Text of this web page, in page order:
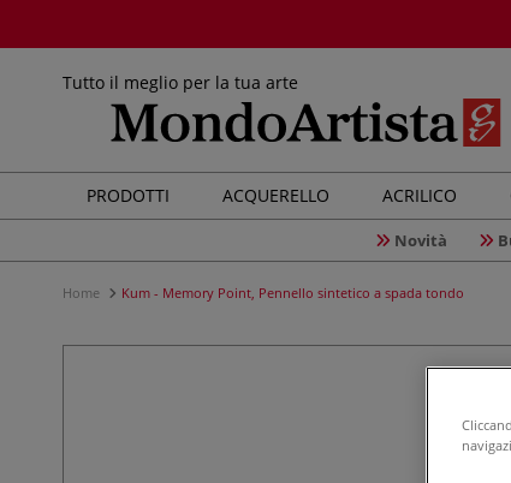
Tutto il meglio per la tua arte
PRODOTTI ACQUERELLO ACRILICO
Novità
Home Kum - Memory Point, Pennello sintetico a spada tondo